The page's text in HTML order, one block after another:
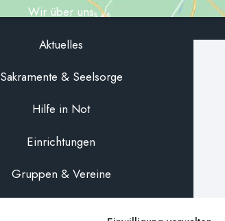
Wir über uns
Aktuelles
Sakramente & Seelsorge
Hilfe in Not
Einrichtungen
Gruppen & Vereine